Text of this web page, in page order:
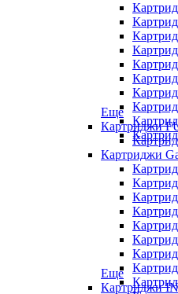
Еще
Картриджи
Картриджи
Еще
Картриджи